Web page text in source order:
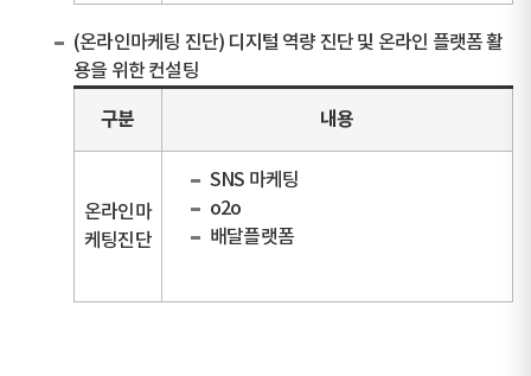
(온라인마케팅 진단) 디지털 역량 진단 및 온라인 플랫폼 활
용을 위한 컨설팅
구분 내용
온라인마
케팅진단
SNS 마케팅
o2o
배달플랫폼